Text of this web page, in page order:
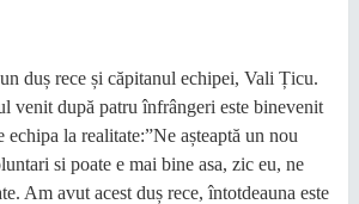
duș rece și căpitanul echipei, Vali Țicu.
venit după patru înfrângeri este binevenit
echipa la realitate:”Ne așteaptă un nou
si poate e mai bine asa, zic eu, ne
Am avut acest duș rece, întotdeauna este